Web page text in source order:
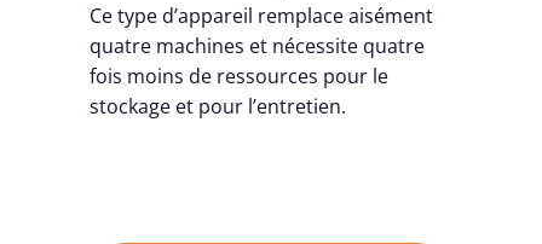
Ce type d’appareil remplace aisément
quatre machines et nécessite quatre
fois moins de ressources pour le
stockage et pour l’entretien.